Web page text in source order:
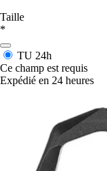
Taille
*
TU 24h
Ce champ est requis
Expédié en 24 heures